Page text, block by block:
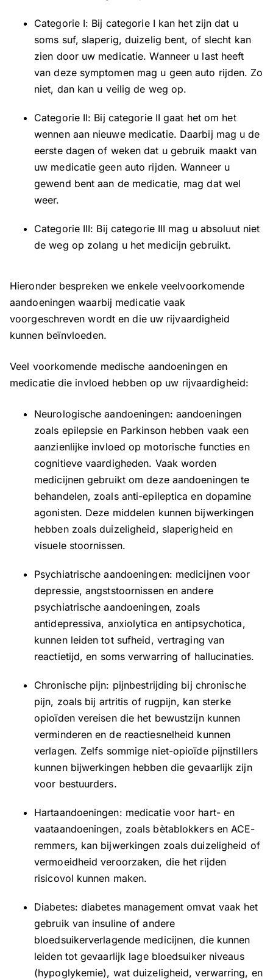
Categorie I: Bij categorie I kan het zijn dat u
soms suf, slaperig, duizelig bent, of slecht kan
zien door uw medicatie. Wanneer u last heeft
van deze symptomen mag u geen auto rijden. Zo
niet, dan kan u veilig de weg op.
Categorie II: Bij categorie II gaat het om het
wennen aan nieuwe medicatie. Daarbij mag u de
eerste dagen of weken dat u gebruik maakt van
uw medicatie geen auto rijden. Wanneer u
gewend bent aan de medicatie, mag dat wel
weer.
Categorie III: Bij categorie III mag u absoluut niet
de weg op zolang u het medicijn gebruikt.
Hieronder bespreken we enkele veelvoorkomende
aandoeningen waarbij medicatie vaak
voorgeschreven wordt en die uw rijvaardigheid
kunnen beïnvloeden.
Veel voorkomende medische aandoeningen en
medicatie die invloed hebben op uw rijvaardigheid:
Neurologische aandoeningen: aandoeningen
zoals epilepsie en Parkinson hebben vaak een
aanzienlijke invloed op motorische functies en
cognitieve vaardigheden. Vaak worden
medicijnen gebruikt om deze aandoeningen te
behandelen, zoals anti-epileptica en dopamine
agonisten. Deze middelen kunnen bijwerkingen
hebben zoals duizeligheid, slaperigheid en
visuele stoornissen.
Psychiatrische aandoeningen: medicijnen voor
depressie, angststoornissen en andere
psychiatrische aandoeningen, zoals
antidepressiva, anxiolytica en antipsychotica,
kunnen leiden tot sufheid, vertraging van
reactietijd, en soms verwarring of hallucinaties.
Chronische pijn: pijnbestrijding bij chronische
pijn, zoals bij artritis of rugpijn, kan sterke
opioïden vereisen die het bewustzijn kunnen
verminderen en de reactiesnelheid kunnen
verlagen. Zelfs sommige niet-opioïde pijnstillers
kunnen bijwerkingen hebben die gevaarlijk zijn
voor bestuurders.
Hartaandoeningen: medicatie voor hart- en
vaataandoeningen, zoals bètablokkers en ACE-
remmers, kan bijwerkingen zoals duizeligheid of
vermoeidheid veroorzaken, die het rijden
risicovol kunnen maken.
Diabetes: diabetes management omvat vaak het
gebruik van insuline of andere
bloedsuikerverlagende medicijnen, die kunnen
leiden tot gevaarlijk lage bloedsuiker niveaus
(hypoglykemie), wat duizeligheid, verwarring, en